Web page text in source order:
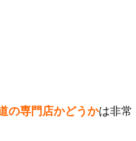
の専門店かどうかは非常